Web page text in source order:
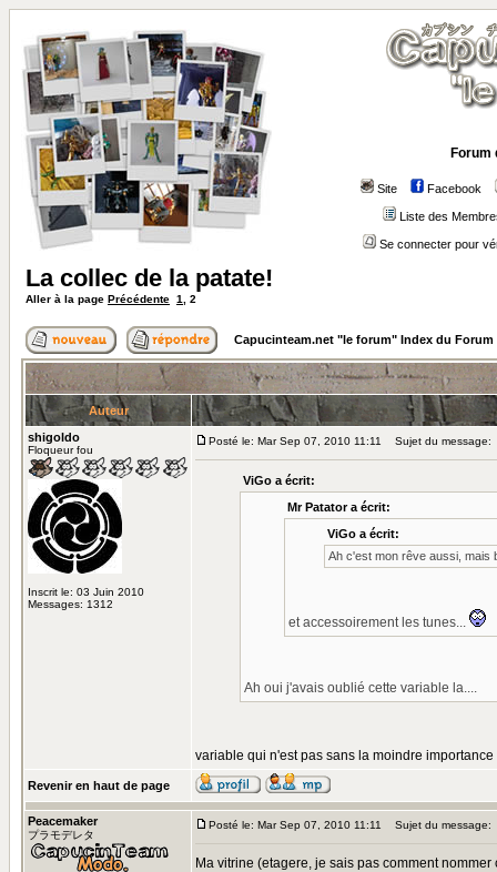
Forum
Site Facebook
Liste des
Se connecter pour
La collec de la patate!
Aller à la page Précédente 1 2
Capucinteam.net "le forum" Index du Forum
Auteur
shigoldo
Floqueur fou
Inscrit le: 03 Juin 2010
Messages: 1312
Posté le: Mar Sep 07, 2010 11:11 Sujet du message:
ViGo a écrit:
Mr Patator a écrit:
ViGo a écrit:
Ah c'est mon rêve aussi, mais
et accessoirement les tunes...
Ah oui j'avais oublié cette variable la....
variable qui n'est pas sans la moindre importance
Revenir en haut de page
Peacemaker
プラモデレタ
Posté le: Mar Sep 07, 2010 11:11 Sujet du message:
Ma vitrine (etagere, je sais pas comment